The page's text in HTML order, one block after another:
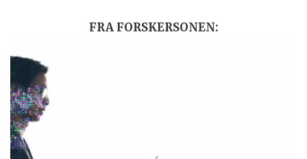
FRA FORSKERSONEN: